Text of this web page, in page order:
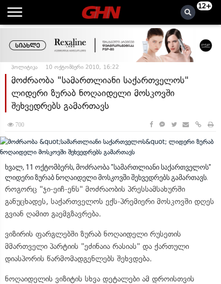
12+
პოლიტიკა 10 ოქტომბერი 2010, 16:22
მოძრაობა "სამართლიანი საქართველოს"
ლიდერი ზურაბ ნოღაიდელი მოსკოვში
შეხვედრებს გამართავს
700
ხვალ, 11 ოქტომბერს, მოძრაობა "სამართლიანი საქართველოს"
ლიდერი ზურაბ ნოღაიდელი მოსკოვში შეხვედრებს გამართავს.
როგორც "ჯი-ეიჩ-ენს" მოძრაობის პრესსამსახურში
განუცხადეს, საქართველოს ექს-პრემიერი მოსკოვში დღეს
გვიან ღამით გაემგზავრება.
ვიზირის ფარგლებში ზურაბ ნოღაიდელი რუსეთის
მმართველი პარტიის "ეძინაია რასიას" და ქართული
დიასპორის წარმომადგენლებს შეხვდება.
ნოღაიდელის ვიზიტის სხვა დეტალები ამ დროისთვის